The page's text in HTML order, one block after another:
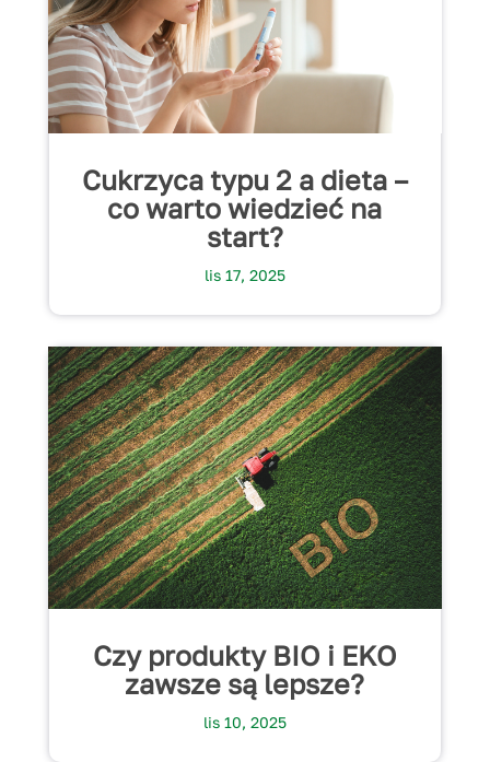
Cukrzyca typu 2 a dieta –
co warto wiedzieć na
start?
lis 17, 2025
Czy produkty BIO i EKO
zawsze są lepsze?
lis 10, 2025